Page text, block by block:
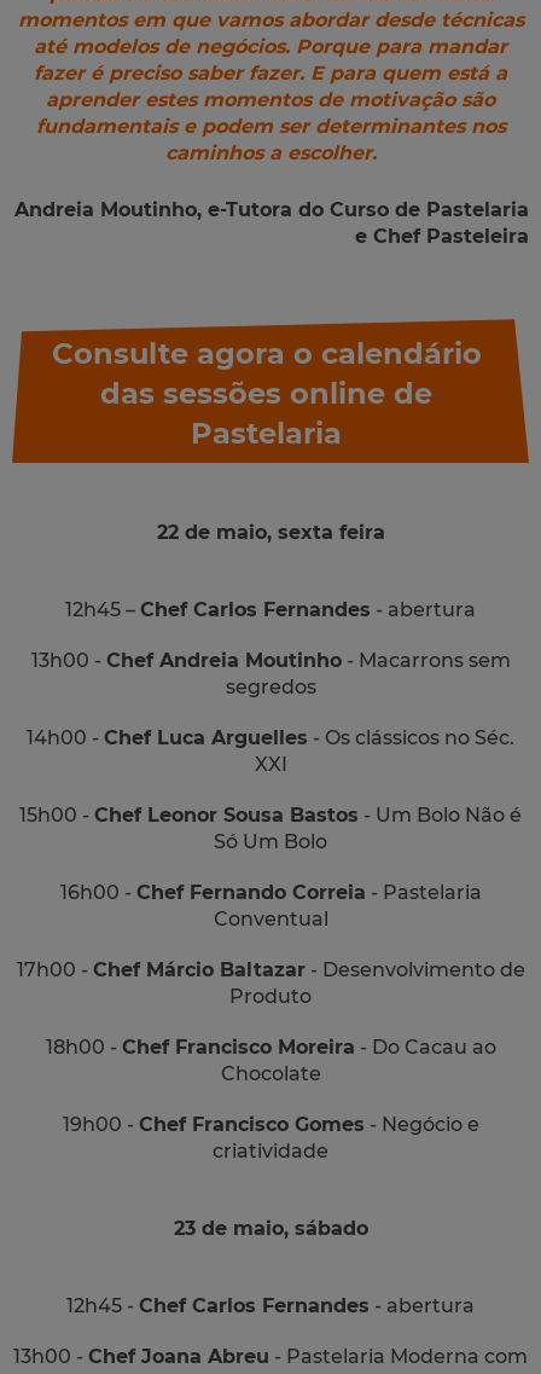
momentos em que vamos abordar desde técnicas
até modelos de negócios. Porque para mandar
fazer é preciso saber fazer. E para quem está a
aprender estes momentos de motivação são
fundamentais e podem ser determinantes nos
caminhos a escolher.
Andreia Moutinho, e-Tutora do Curso de Pastelaria
e Chef Pasteleira
Consulte agora o calendário
das sessões online de
Pastelaria
22 de maio, sexta feira
12h45 – Chef Carlos Fernandes - abertura
13h00 - Chef Andreia Moutinho- Macarrons sem
segredos
14h00 - Chef Luca Arguelles - Os clássicos no Séc.
XXI
15h00 - Chef Leonor Sousa Bastos - Um Bolo Não é
Só Um Bolo
16h00 - Chef Fernando Correia - Pastelaria
Conventual
17h00 - Chef Márcio Baltazar- Desenvolvimento de
Produto
18h00 - Chef Francisco Moreira - Do Cacau ao
Chocolate
19h00 - Chef Francisco Gomes - Negócio e
criatividade
23 de maio, sábado
12h45 - Chef Carlos Fernandes - abertura
13h00 - Chef Joana Abreu - Pastelaria Moderna com